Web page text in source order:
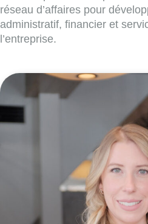
réseau d’affaires pour
administratif, financier et
l’entreprise.